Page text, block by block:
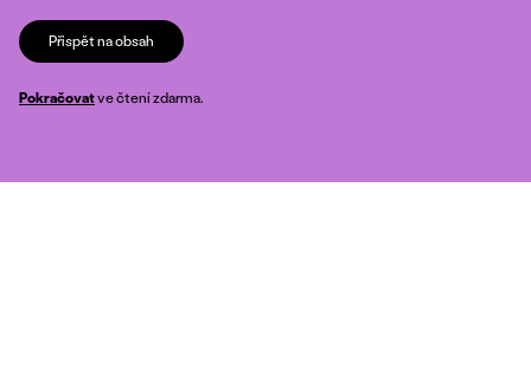
Přispět na obsah
Pokračovatve čtení zdarma.